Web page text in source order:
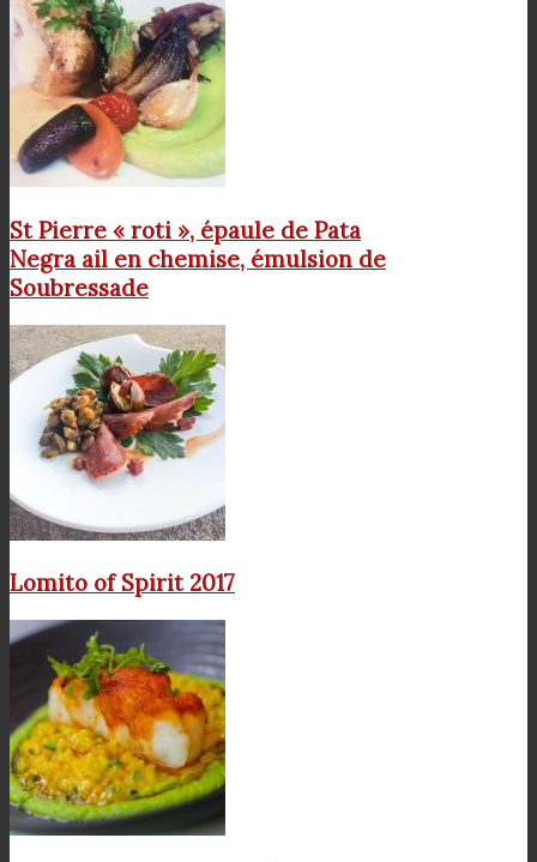
St Pierre « roti », épaule de Pata
Negra ail en chemise, émulsion de
Soubressade
Lomito of Spirit 2017